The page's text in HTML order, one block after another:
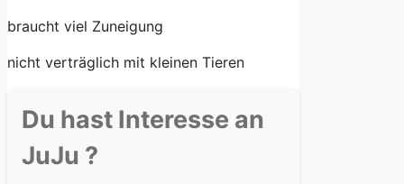
braucht viel Zuneigung
nicht verträglich mit kleinen Tieren
Du hast Interesse an
JuJu ?